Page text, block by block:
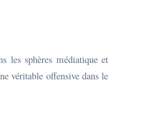
les sphères médiatique et
véritable offensive dans le